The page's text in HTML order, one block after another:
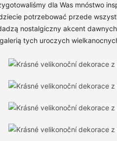
dla Was mnóstwo
potrzebować przede
nostalgiczny akcent
tych uroczych